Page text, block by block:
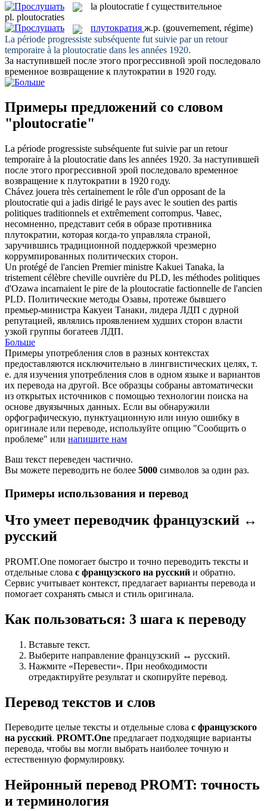
la ploutocratie f существительное
pl. ploutocraties
плутократия ж.р. (gouvernement, régime)
La période progressiste subséquente fut suivie par un retour
temporaire à la ploutocratie dans les années 1920.
За наступившей после этого прогрессивной эрой последовало
временное возвращение к плутократии в 1920 году.
Примеры предложений со словом
"ploutocratie"
La période progressiste subséquente fut suivie par un retour
temporaire à la ploutocratie dans les années 1920. За наступившей
после этого прогрессивной эрой последовало временное
возвращение к плутократии в 1920 году.
Chávez jouera très certainement le rôle d'un opposant de la
ploutocratie qui a jadis dirigé le pays avec le soutien des partis
politiques traditionnels et extrêmement corrompus. Чавес,
несомненно, представит себя в образе противника
плутократии, которая когда-то управляла страной,
заручившись традиционной поддержкой чрезмерно
коррумпированных политических сторон.
Un protégé de l'ancien Premier ministre Kakuei Tanaka, la
tristement célèbre cheville ouvrière du PLD, les méthodes politiques
d'Ozawa incarnaient le pire de la ploutocratie factionnelle de l'ancien
PLD. Политические методы Озавы, протеже бывшего
премьер-министра Какуеи Танаки, лидера ЛДП с дурной
репутацией, являлись проявлением худших сторон власти
узкой группы богатеев ЛДП.
Больше
Примеры употребления слов в разных контекстах
предоставляются исключительно в лингвистических целях, т.
е. для изучения употребления слов в одном языке и вариантов
их перевода на другой. Все образцы собраны автоматически
из открытых источников с помощью технологии поиска на
основе двуязычных данных. Если вы обнаружили
орфографическую, пунктуационную или иную ошибку в
оригинале или переводе, используйте опцию "Сообщить о
проблеме" или напишите нам
Ваш текст переведен частично.
Вы можете переводить не более 5000 символов за один раз.
Примеры использования и перевод
Что умеет переводчик французский ↔
русский
PROMT.One помогает быстро и точно переводить тексты и
отдельные слова с французского на русский и обратно.
Сервис учитывает контекст, предлагает варианты перевода и
помогает сохранять смысл и стиль оригинала.
Как пользоваться: 3 шага к переводу
Вставьте текст.
Выберите направление французский ↔ русский.
Нажмите «Перевести». При необходимости
отредактируйте результат и скопируйте перевод.
Перевод текстов и слов
Переводите целые тексты и отдельные слова с французского
на русский. PROMT.One предлагает подходящие варианты
перевода, чтобы вы могли выбрать наиболее точную и
естественную формулировку.
Нейронный перевод PROMT: точность
и терминология